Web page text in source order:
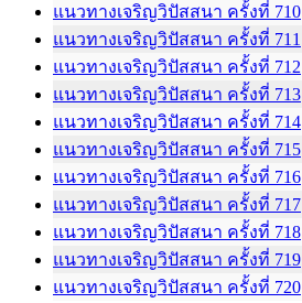
แนวทางเจริญวิปัสสนา ครั้งที่ 710
แนวทางเจริญวิปัสสนา ครั้งที่ 711
แนวทางเจริญวิปัสสนา ครั้งที่ 712
แนวทางเจริญวิปัสสนา ครั้งที่ 713
แนวทางเจริญวิปัสสนา ครั้งที่ 714
แนวทางเจริญวิปัสสนา ครั้งที่ 715
แนวทางเจริญวิปัสสนา ครั้งที่ 716
แนวทางเจริญวิปัสสนา ครั้งที่ 717
แนวทางเจริญวิปัสสนา ครั้งที่ 718
แนวทางเจริญวิปัสสนา ครั้งที่ 719
แนวทางเจริญวิปัสสนา ครั้งที่ 720